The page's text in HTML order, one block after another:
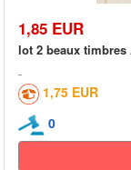
1,85 EUR
lot 2 beaux timbres
1,75 EUR
0